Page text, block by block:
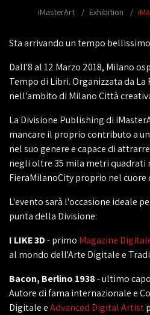
iMasterArt Exhibition
Sta arrivando un tempo
Dall'8 al 12 Marzo 2018, Milano
Tempo di Libri. Organizzata da La
nell’ambito di Milano Città
La Divisione Publishing di
mancare il proprio contributo a
nel suo genere e capace di
negli oltre 35 mila metri quadrati
FieraMilanoCity proprio nel
L'evento sarà l'occasione ideale
punta della Divisione:
I LIKE 3D- primo Magazine
al mondo dell'Arte Digitale e
Bacon, Berlino 1938- ultimo
Autore di fama internazionale e
Digitale eAdvanced Digital Artist